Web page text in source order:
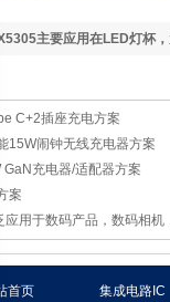
主要应用在LED灯杯
C+2插座充电方案
15W闹钟无线充电器方案
GaN充电器/适配器方案
案
应用于数码产品，数码相机
首页 集成电路IC